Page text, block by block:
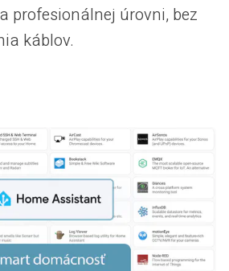
profesionálnej úrovni, bez
káblov.